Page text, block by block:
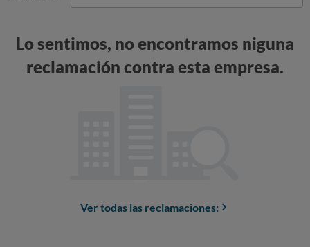
Lo sentimos, no encontramos niguna
reclamación contra esta empresa.
Ver todas las reclamaciones: